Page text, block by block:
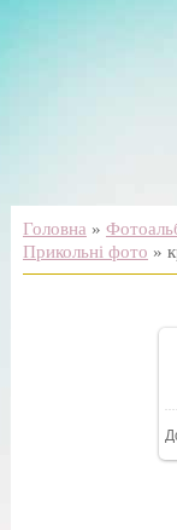
Головна »
Прикольні фото »